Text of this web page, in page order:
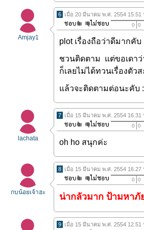
Amjay1
6 เมื่อ 20 มีนาคม พ.ศ. 2554 15.51
0 0
plot เรื่องถือว่าดีมากคับ
ชวนติดตาม แต่ขอเดา
ก็เลยไม่ได้ทวนเรื่องตัว
แล้วจะติดตามต่อนะคับ
lachata
7 เมื่อ 15 มีนาคม พ.ศ. 2554 16.31
0 0
oh ho สนุกค่ะ
กบน้อยเจ้าฮะ
8 เมื่อ 15 มีนาคม พ.ศ. 2554 16.27
0 0
น่ากลัวมาก ป้ามหาภั
9 เมื่อ 15 มีนาคม พ.ศ. 2554 12.51